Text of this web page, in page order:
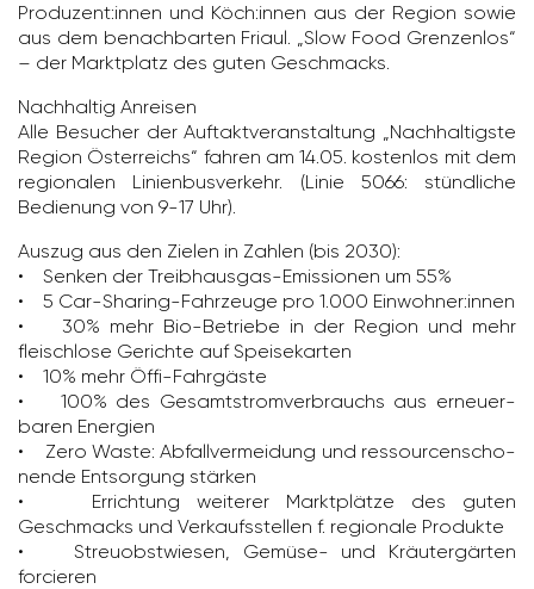
Produ­zent:innen und Köch:innen aus der Region sowie
aus dem benach­barten Friaul. „Slow Food Gren­zenlos“
– der Markt­platz des guten Geschmacks.
Nach­haltig Anreisen
Alle Besu­cher der Auftakt­ver­an­stal­tung „Nach­hal­tigste
Region Öster­reichs“ fahren am 14.05. kostenlos mit dem
regio­nalen Lini­en­bus­ver­kehr. (Linie 5066: stünd­liche
Bedie­nung von 9-17 Uhr).
Auszug aus den Zielen in Zahlen (bis 2030):
• Senken der Treib­hausgas-Emis­sionen um 55%
• 5 Car-Sharing-Fahr­zeuge pro 1.000 Einwohner:innen
• 30% mehr Bio-Betriebe in der Region und mehr
fleisch­lose Gerichte auf Spei­se­karten
• 10% mehr Öffi-Fahr­gäste
• 100% des Gesamt­strom­ver­brauchs aus erneu­er­
baren Ener­gien
• Zero Waste: Abfall­ver­mei­dung und ressour­cen­scho­
nende Entsor­gung stärken
• Errich­tung weiterer Markt­plätze des guten
Geschmacks und Verkaufs­stellen f. regio­nale Produkte
• Streu­obst­wiesen, Gemüse- und Kräu­ter­gärten
forcieren